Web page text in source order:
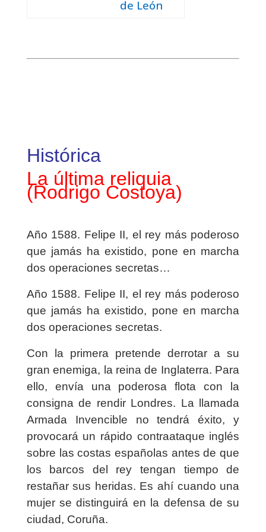
de León
Histórica
La última reliquia
(Rodrigo Costoya)
Año 1588. Felipe II, el rey más poderoso
que jamás ha existido, pone en marcha
dos operaciones secretas…
Año 1588. Felipe II, el rey más poderoso
que jamás ha existido, pone en marcha
dos operaciones secretas.
Con la primera pretende derrotar a su
gran enemiga, la reina de Inglaterra. Para
ello, envía una poderosa flota con la
consigna de rendir Londres. La llamada
Armada Invencible no tendrá éxito, y
provocará un rápido contraataque inglés
sobre las costas españolas antes de que
los barcos del rey tengan tiempo de
restañar sus heridas. Es ahí cuando una
mujer se distinguirá en la defensa de su
ciudad, Coruña.